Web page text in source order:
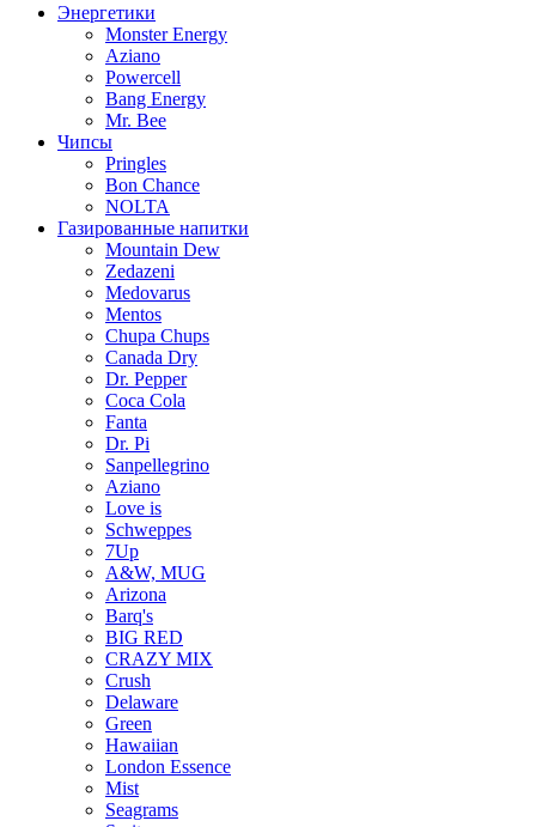
Энергетики
Monster Energy
Aziano
Powercell
Bang Energy
Mr. Bee
Чипсы
Pringles
Bon Chance
NOLTA
Газированные напитки
Mountain Dew
Zedazeni
Medovarus
Mentos
Chupa Chups
Canada Dry
Dr. Pepper
Coca Cola
Fanta
Dr. Pi
Sanpellegrino
Aziano
Love is
Schweppes
7Up
A&W, MUG
Arizona
Barq's
BIG RED
CRAZY MIX
Crush
Delaware
Green
Hawaiian
London Essence
Mist
Seagrams